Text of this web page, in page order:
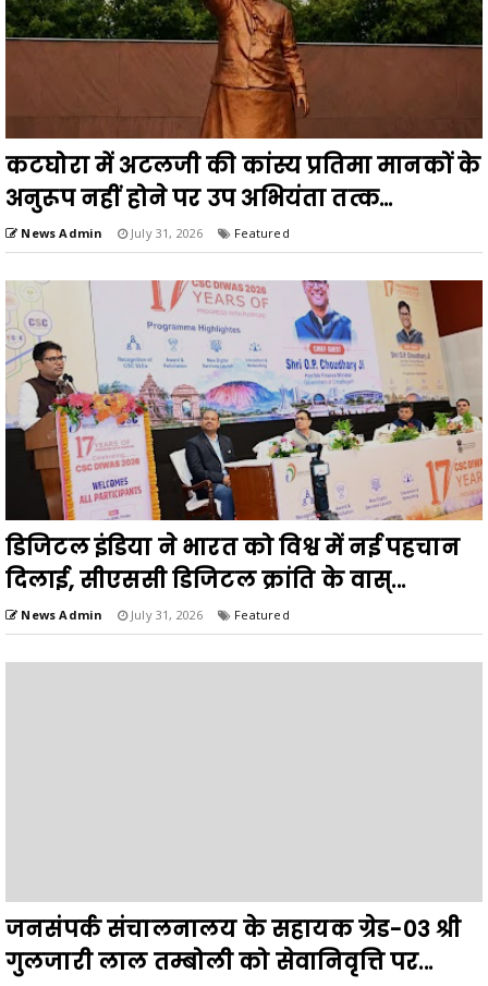
कटघोरा में अटलजी की कांस्य प्रतिमा मानकों के
अनुरूप नहीं होने पर उप अभियंता तत्क...
News Admin July 31, 2026 Featured
डिजिटल इंडिया ने भारत को विश्व में नई पहचान
दिलाई, सीएससी डिजिटल क्रांति के वास्...
News Admin July 31, 2026 Featured
जनसंपर्क संचालनालय के सहायक ग्रेड-03 श्री
गुलजारी लाल तम्बोली को सेवानिवृत्ति पर...